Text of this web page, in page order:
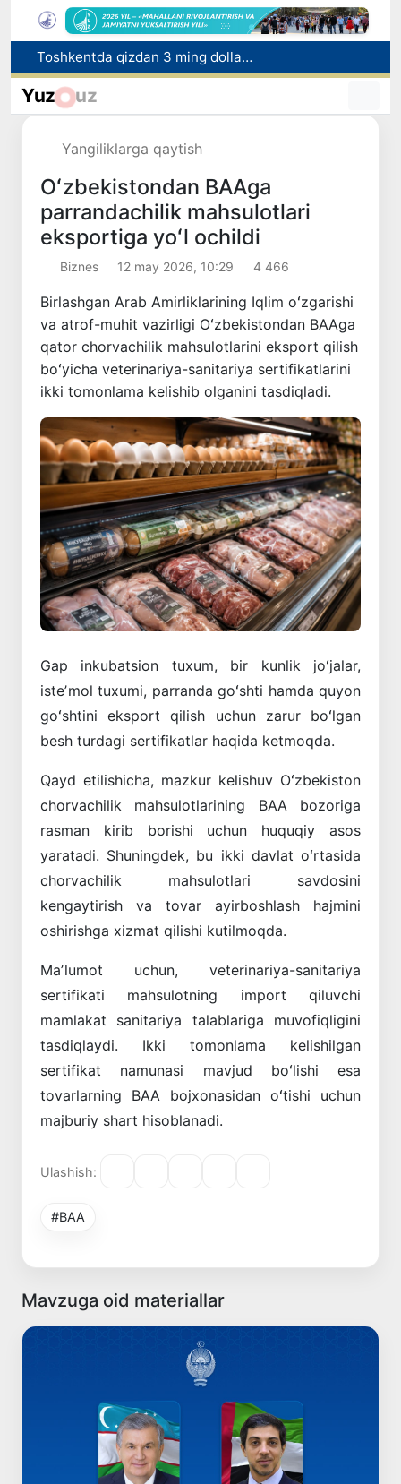
Toshkentda qizdan 3 ming dollar tovlamachilik qilgan shaxs ushlandi
Jizzaxda «Yangi O‘zbekiston» va «Pravda Vostoka» gazetalarari kunlari o‘tkazildi
Yuz uz
Yangiliklarga qaytish
Oʻzbekistondan BAAga
parrandaсhilik mahsulotlari
eksportiga yoʻl ochildi
Biznes 12 may 2026, 10:29 4 466
Birlashgan Arab Amirliklarining Iqlim oʻzgarishi
va atrof-muhit vazirligi Oʻzbekistondan BAAga
qator chorvachilik mahsulotlarini eksport qilish
boʻyicha veterinariya-sanitariya sertifikatlarini
ikki tomonlama kelishib olganini tasdiqladi.
Gap inkubatsion tuxum, bir kunlik joʻjalar,
isteʼmol tuxumi, parranda goʻshti hamda quyon
goʻshtini
eksport qilish uchun zarur
boʻlgan
besh turdagi sertifikatlar haqida ketmoqda.
Qayd etilishicha, mazkur kelishuv Oʻzbekiston
chorvachilik
mahsulotlarining BAA
bozoriga
rasman
kirib borishi uchun huquqiy
asos
yaratadi. Shuningdek, bu ikki davlat oʻrtasida
chorvachilik
mahsulotlari
savdosini
kengaytirish
va tovar ayirboshlash
hajmini
oshirishga xizmat qilishi kutilmoqda.
Maʼlumot uchun, veterinariya-sanitariya
sertifikati
mahsulotning import
qiluvchi
mamlakat
sanitariya talablariga
muvofiqligini
tasdiqlaydi. Ikki tomonlama
kelishilgan
sertifikat
namunasi mavjud boʻlishi
esa
tovarlarning
BAA bojxonasidan oʻtishi
uchun
majburiy shart hisoblanadi.
Ulashish:
#BAA
Mavzuga oid materiallar